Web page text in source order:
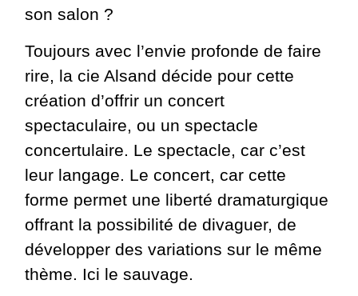
son salon ?
Toujours avec l’envie profonde de faire
rire, la cie Alsand décide pour cette
création d’offrir un concert
spectaculaire, ou un spectacle
concertulaire. Le spectacle, car c’est
leur langage. Le concert, car cette
forme permet une liberté dramaturgique
offrant la possibilité de divaguer, de
développer des variations sur le même
thème. Ici le sauvage.